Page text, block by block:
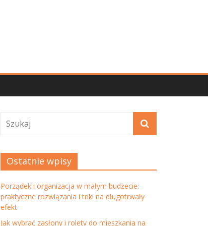
Ostatnie wpisy
Porządek i organizacja w małym budżecie:
praktyczne rozwiązania i triki na długotrwały
efekt
Jak wybrać zasłony i rolety do mieszkania na